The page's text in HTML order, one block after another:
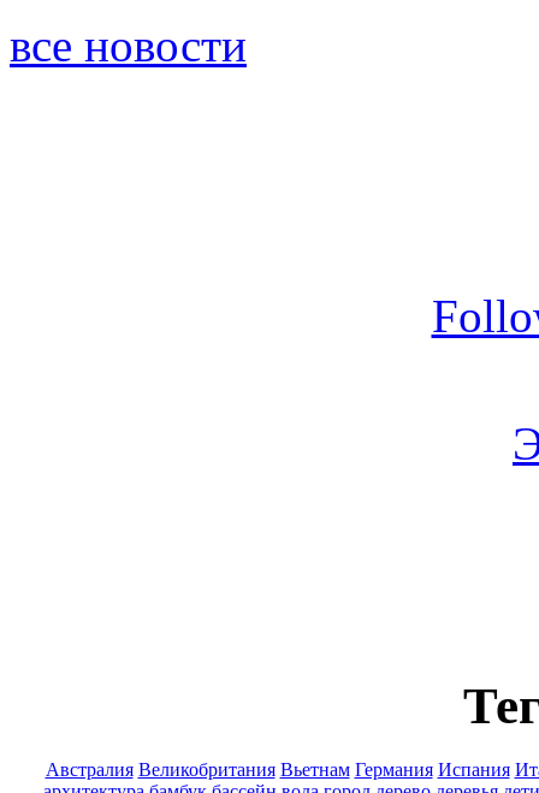
все новости
Австралия Великобритания Вьетнам Германия Испания